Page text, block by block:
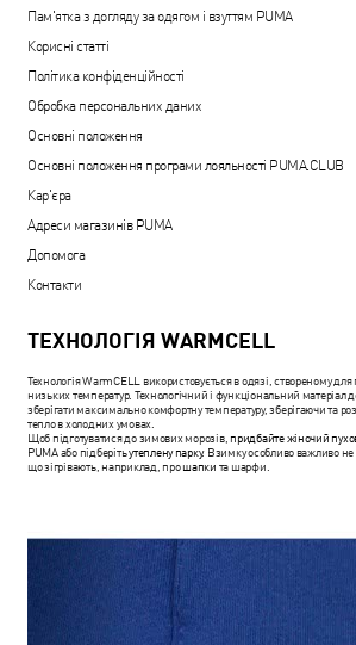
ТЕХНОЛОГІЯ WARMCELL
Технологія WarmCELL використовується в одязі, створеному
низьких температур. Технологічний і функціональний матеріал
зберігати максимально комфортну температуру, зберігаючи та
тепло в холодних умовах.
Щоб підготуватися до зимових морозів,придбайте жіночий
PUMA або підберітьутеплену парку. Взимку особливо важливо не
що зігрівають, наприклад, прошапки та шарфи.
Пам'ятка з догляду за одягом і взуттям PUMA
Корисні статті
Політика конфіденційності
Обробка персональних даних
Основні положення
Основні положення програми лояльності PUMA.CLUB
Кар'єра
Адреси магазинів PUMA
Допомога
Контакти